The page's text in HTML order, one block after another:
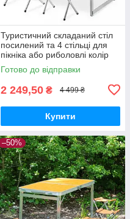
Туристичний складаний стіл
посилений та 4 стільці для
пікніка або риболовлі колір
білий мармур
Готово до відправки
2 249,50 ₴ 4 499 ₴
Купити
–50%